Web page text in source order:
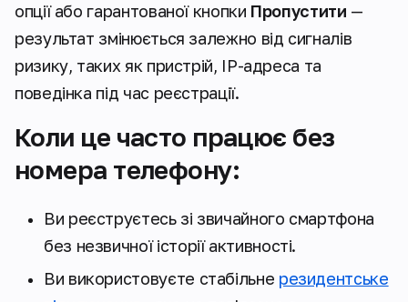
опції або гарантованої кнопки Пропустити —
результат змінюється залежно від сигналів
ризику, таких як пристрій, IP-адреса та
поведінка під час реєстрації.
Коли це часто працює без
номера телефону:
Ви реєструєтесь зі звичайного смартфона
без незвичної історії активності.
Ви використовуєте стабільне резидентське